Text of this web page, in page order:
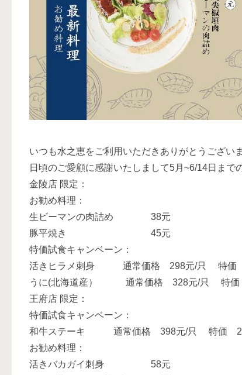
いつも水之恵をご利用いただきありがとうございま
日頃のご愛顧に感謝いたしまして5月~6/14日まで
金陵店 限定：
お勧め料理：
生ビーマンの肉詰め 38元
豚平焼き 45元
特価試食キャンベーン：
活きヒラメ刺身 通常価格 298元/只 特価
うに(北海道産） 通常価格 328元/只 特価
王府店 限定：
特価試食キャンベーン：
和牛ステーキ 通常価格 398元/只 特価
お勧め料理：
活きバカガイ刺身 58元